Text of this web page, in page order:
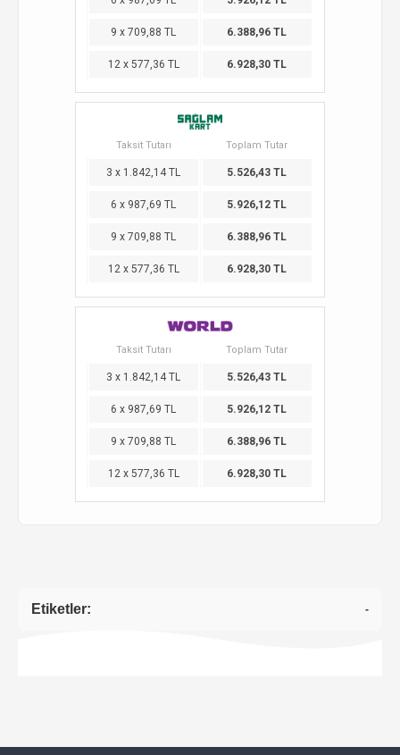
9 x 709,88 TL 6.388,96 TL
12 x 577,36 TL 6.928,30 TL
Taksit Tutarı Toplam Tutar
3 x 1.842,14 TL 5.526,43 TL
6 x 987,69 TL 5.926,12 TL
9 x 709,88 TL 6.388,96 TL
12 x 577,36 TL 6.928,30 TL
Taksit Tutarı Toplam Tutar
3 x 1.842,14 TL 5.526,43 TL
6 x 987,69 TL 5.926,12 TL
9 x 709,88 TL 6.388,96 TL
12 x 577,36 TL 6.928,30 TL
Etiketler: -